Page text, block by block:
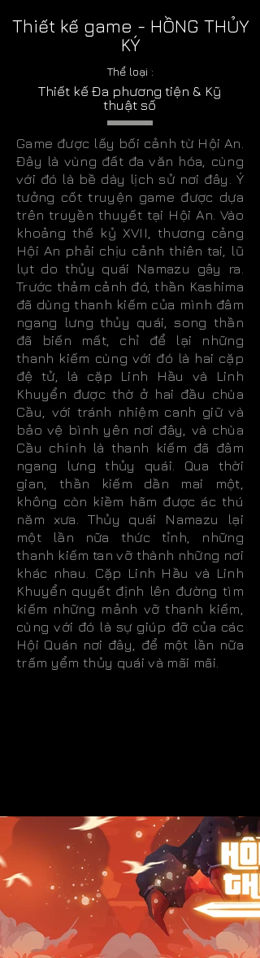
Thiết kế game - HỒNG THỦY
KÝ
Thể loại :
Thiết kế Đa phương tiện & Kỹ
thuật số
Game được lấy bối cảnh từ Hội An.
Đây là vùng đất đa văn hóa, cùng
với đó là bề dày lịch sử nơi đây. Ý
tưởng cốt truyện game được dựa
trên truyền thuyết tại Hội An. Vào
khoảng thế kỷ XVII, thương cảng
Hội An phải chịu cảnh thiên tai, lũ
lụt do thủy quái Namazu gây ra.
Trước thảm cảnh đó, thần Kashima
đã dùng thanh kiếm của mình đâm
ngang lưng thủy quái, song thần
đã biến mất, chỉ để lại những
thanh kiếm cùng với đó là hai cặp
đệ tử, là cặp Linh Hầu và Linh
Khuyển được thờ ở hai đầu chùa
Cầu, với tránh nhiệm canh giữ và
bảo vệ bình yên nơi đây, và chùa
Cầu chính là thanh kiếm đã đâm
ngang lưng thủy quái. Qua thời
gian, thần kiếm dần mai một,
không còn kiềm hãm được ác thú
năm xưa. Thủy quái Namazu lại
một lần nữa thức tỉnh, những
thanh kiếm tan vỡ thành những nơi
khác nhau. Cặp Linh Hầu và Linh
Khuyển quyết định lên đường tìm
kiếm những mảnh vỡ thanh kiếm,
cùng với đó là sự giúp đỡ của các
Hội Quán nơi đây, để một lần nữa
trấm yểm thủy quái và mãi mãi.